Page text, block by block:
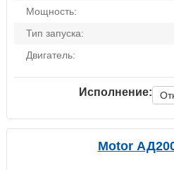
Мощность:
Тип запуска:
Двигатель:
Исполнение:
Motor